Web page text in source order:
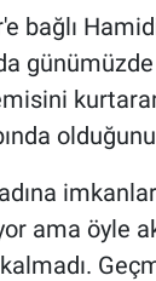
bağlı
ama öyle